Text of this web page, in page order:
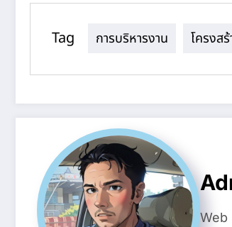
Tag การบริหารงาน โครงส
Web